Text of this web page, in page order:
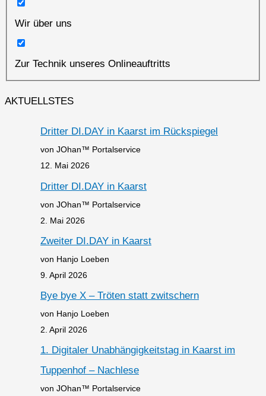
Wir über uns
Zur Technik unseres Onlineauftritts
AKTUELLSTES
Dritter DI.DAY in Kaarst im Rückspiegel
von JOhan™ Portalservice
12. Mai 2026
Dritter DI.DAY in Kaarst
von JOhan™ Portalservice
2. Mai 2026
Zweiter DI.DAY in Kaarst
von Hanjo Loeben
9. April 2026
Bye bye X – Tröten statt zwitschern
von Hanjo Loeben
2. April 2026
1. Digitaler Unabhängigkeitstag in Kaarst im
Tuppenhof – Nachlese
von JOhan™ Portalservice